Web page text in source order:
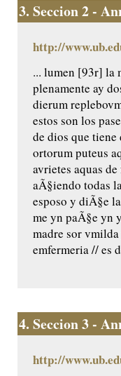
3. Seccion 2 -
http://
... lumen [93r] la
plenamente ay
dierum
estos son los
de dios que tiene
ortorum puteus
avrietes aquas
aÃ§iendo todas
esposo y diÃ§e
me yn paÃ§e yn
madre sor
emfermeria // es
4. Seccion 3 -
http://